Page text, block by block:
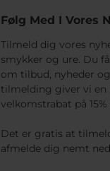
Følg Med I Vores
Tilmeld dig vores
smykker og ure. Du
om tilbud, nyheder
tilmelding giver vi en
velkomstrabat på
Det er gratis at
afmelde dig nemt